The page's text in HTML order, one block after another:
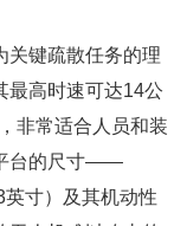
关键疏散任务的理
最高时速可达14公
非常适合人员和装
台的尺寸——
寸）及其机动性